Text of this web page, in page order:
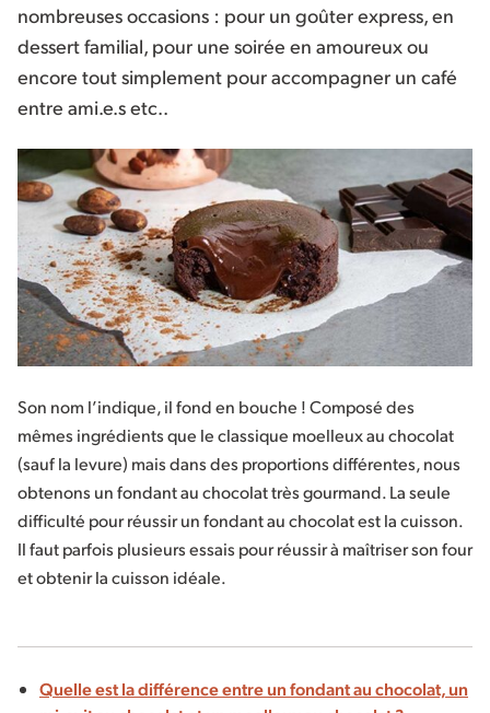
nombreuses occasions : pour un goûter express, en
dessert familial, pour une soirée en amoureux ou
encore tout simplement pour accompagner un café
entre ami.e.s etc..
Son nom l’indique, il fond en bouche ! Composé des
mêmes ingrédients que le classique moelleux au chocolat
(sauf la levure) mais dans des proportions différentes, nous
obtenons un fondant au chocolat très gourmand. La seule
difficulté pour réussir un fondant au chocolat est la cuisson.
Il faut parfois plusieurs essais pour réussir à maîtriser son four
et obtenir la cuisson idéale.
Quelle est la différence entre un fondant au chocolat, un